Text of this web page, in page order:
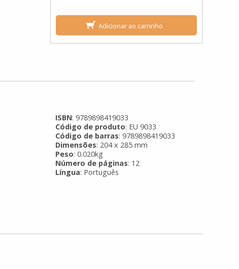
Adicionar ao carrinho
ISBN: 9789898419033
Código de produto: EU 9033
Código de barras: 9789898419033
Dimensões: 204 x 285 mm
Peso: 0.020kg
Número de páginas: 12
Língua: Português